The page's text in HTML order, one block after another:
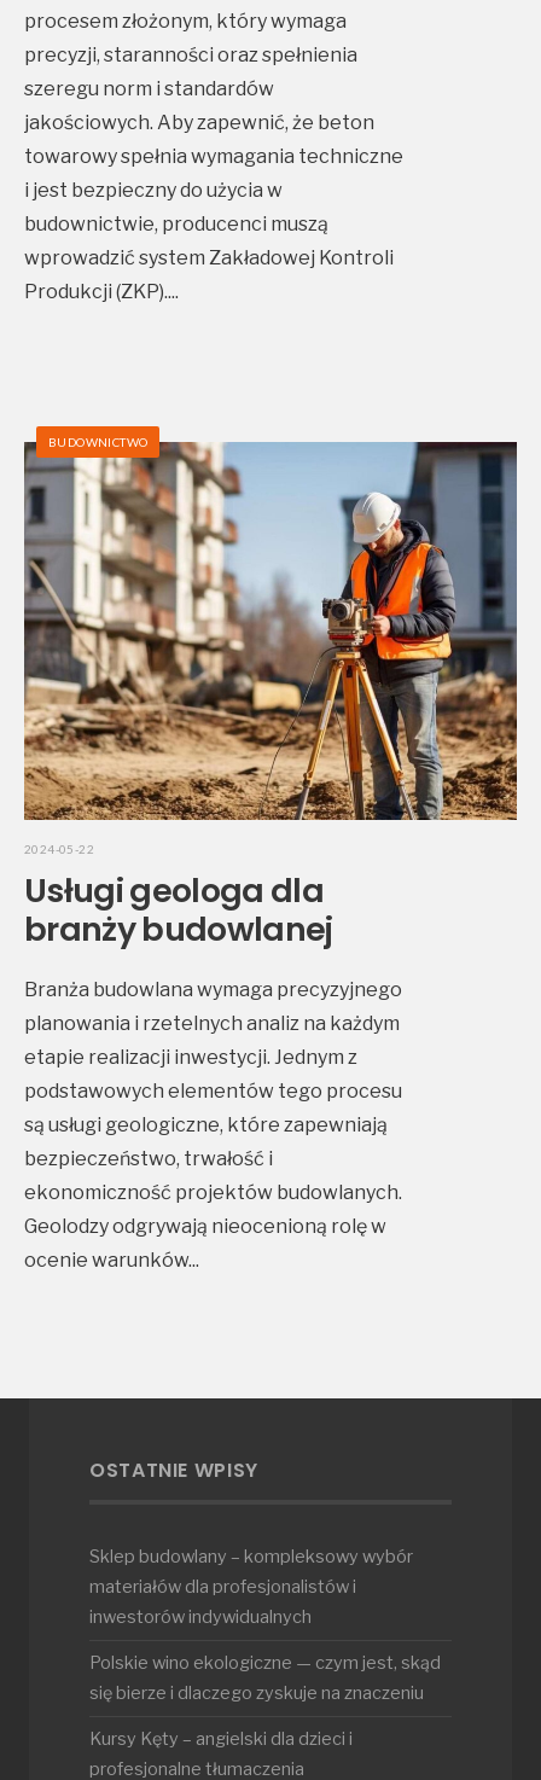
procesem złożonym, który wymaga
precyzji, staranności oraz spełnienia
szeregu norm i standardów
jakościowych. Aby zapewnić, że beton
towarowy spełnia wymagania techniczne
i jest bezpieczny do użycia w
budownictwie, producenci muszą
wprowadzić system Zakładowej Kontroli
Produkcji (ZKP)....
BUDOWNICTWO
2024-05-22
Usługi geologa dla
branży budowlanej
Branża budowlana wymaga precyzyjnego
planowania i rzetelnych analiz na każdym
etapie realizacji inwestycji. Jednym z
podstawowych elementów tego procesu
są usługi geologiczne, które zapewniają
bezpieczeństwo, trwałość i
ekonomiczność projektów budowlanych.
Geolodzy odgrywają nieocenioną rolę w
ocenie warunków...
OSTATNIE WPISY
Sklep budowlany – kompleksowy wybór
materiałów dla profesjonalistów i
inwestorów indywidualnych
Polskie wino ekologiczne — czym jest, skąd
się bierze i dlaczego zyskuje na znaczeniu
Kursy Kęty – angielski dla dzieci i
profesjonalne tłumaczenia